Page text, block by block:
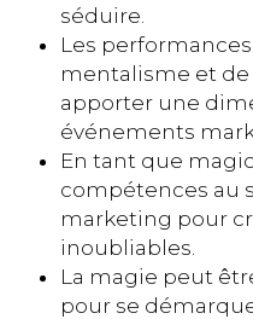
séduire.
Les
mentalisme et
apporter une
événements
En tant que
compétences au
marketing pour
inoubliables.
La magie peut
pour se